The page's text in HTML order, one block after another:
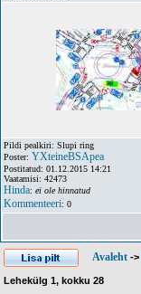
Pildi pealkiri: Slupi ring
Poster: YXteineBSApea
Postitatud: 01.12.2015 14:21
Vaatamisi: 42473
Hinda: ei ole hinnatud
Kommenteeri: 0
Avaleht ->
Lehekülg 1, kokku 28